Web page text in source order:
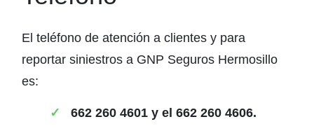
El teléfono de atención a clientes y para
reportar siniestros a GNP Seguros Hermosillo
es:
662 260 4601 y el 662 260 4606.